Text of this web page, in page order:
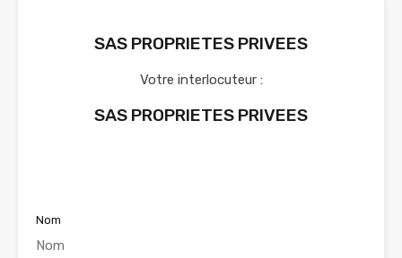
SAS PROPRIETES PRIVEES
Votre interlocuteur :
SAS PROPRIETES PRIVEES
Nom